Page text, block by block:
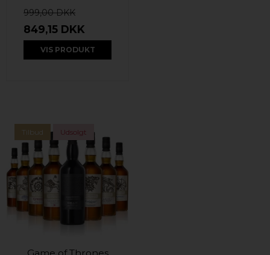
999,00 DKK
849,15 DKK
VIS PRODUKT
Tilbud Udsolgt